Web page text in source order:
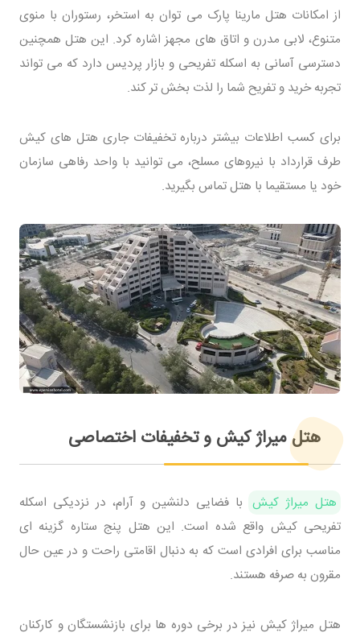
از امکانات هتل مارینا پارک می توان به استخر، رستوران با منوی
متنوع، لابی مدرن و اتاق های مجهز اشاره کرد. این هتل همچنین
دسترسی آسانی به اسکله تفریحی و بازار پردیس دارد که می تواند
تجربه خرید و تفریح شما را لذت بخش تر کند.
برای کسب اطلاعات بیشتر درباره تخفیفات جاری هتل های کیش
طرف قرارداد با نیروهای مسلح، می توانید با واحد رفاهی سازمان
خود یا مستقیما با هتل تماس بگیرید.
هتل میراژ کیش و تخفیفات اختصاصی
هتل میراژ کیش با فضایی دلنشین و آرام، در نزدیکی اسکله
تفریحی کیش واقع شده است. این هتل پنج ستاره گزینه ای
مناسب برای افرادی است که به دنبال اقامتی راحت و در عین حال
مقرون به صرفه هستند.
هتل میراژ کیش نیز در برخی دوره ها برای بازنشستگان و کارکنان